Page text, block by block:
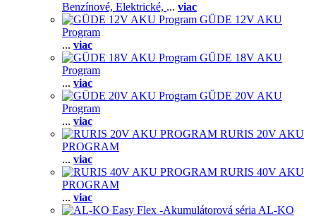
Benzínové, Elektrické, ... viac
GÜDE 12V AKU
Program
... viac
GÜDE 18V AKU
Program
... viac
GÜDE 20V AKU
Program
... viac
RURIS 20V AKU
PROGRAM
... viac
RURIS 40V AKU
PROGRAM
... viac
AL-KO